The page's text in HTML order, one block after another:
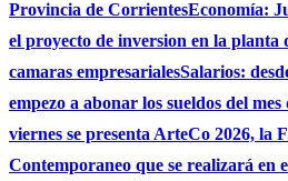
Provincia de CorrientesEconomía:
el proyecto de inversion en la planta
camaras empresarialesSalarios:
empezo a abonar los sueldos del
viernes se presenta ArteCo 2026, la
Contemporaneo que se realizará en